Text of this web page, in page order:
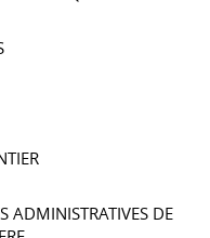
ADMINISTRATIVES DE